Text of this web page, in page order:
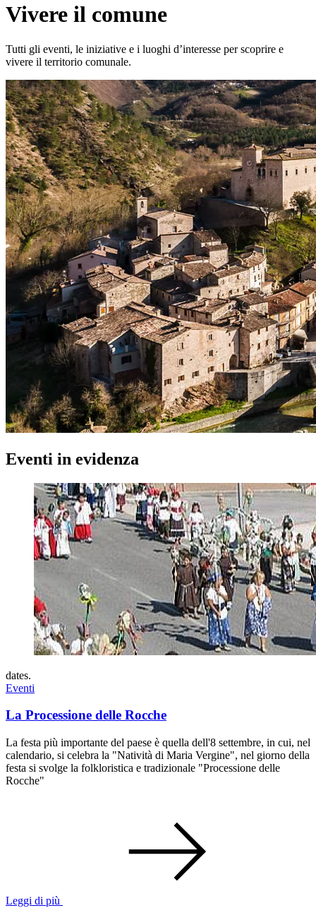
Vivere il comune
Tutti gli eventi, le iniziative e i luoghi d’interesse per scoprire e
vivere il territorio comunale.
Eventi in evidenza
dates.
Eventi
La Processione delle Rocche
La festa più importante del paese è quella dell'8 settembre, in cui, nel
calendario, si celebra la "Natività di Maria Vergine", nel giorno della
festa si svolge la folkloristica e tradizionale "Processione delle
Rocche"
Leggi di più